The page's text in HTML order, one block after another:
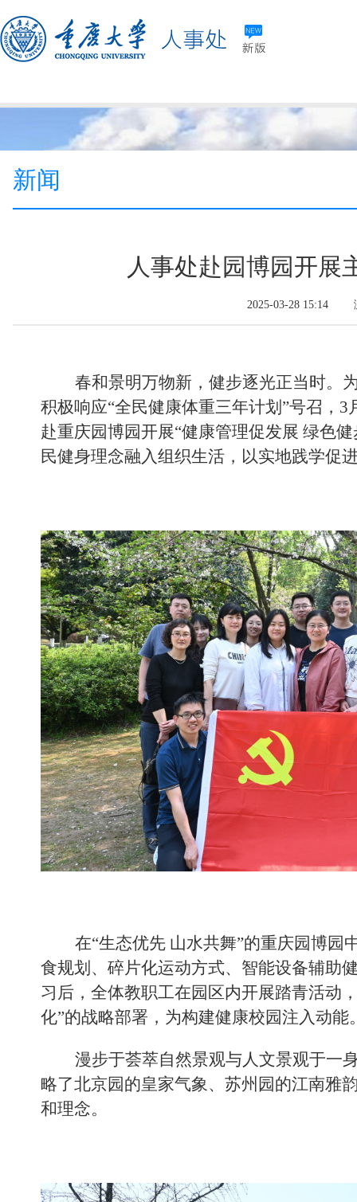
新闻
人事处赴园博园开展
2025-03-28 15:14
春和景明万物新，健步逐光正当时。
积极响应“全民健康体重三年计划 ”号召， 3
赴重庆园博园开展“健康管理促发展 绿色
民健身理念融入组织生活，以实地践学促
在“生态优先 山水共舞”的重庆园博园
食规划、碎片化运动方式、智能设备辅助
习后， 全体教职工在园区内开展踏青活动
化”的战略部署，为构建健康校园注入动能
漫步于荟萃自然景观与人文景观于一
略了北京园的皇家气象、苏州园的江南雅
和理念。